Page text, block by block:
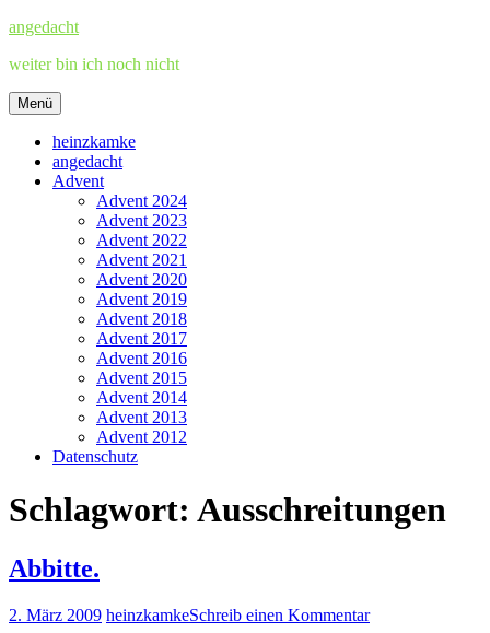
Zum
springen
angedacht
weiter bin ich noch nicht
Menü
heinzkamke
angedacht
Advent
Advent 2024
Advent 2023
Advent 2022
Advent 2021
Advent 2020
Advent 2019
Advent 2018
Advent 2017
Advent 2016
Advent 2015
Advent 2014
Advent 2013
Advent 2012
Datenschutz
Schlagwort: Ausschreitungen
Abbitte.
2. März 2009 heinzkamkeSchreib einen Kommentar